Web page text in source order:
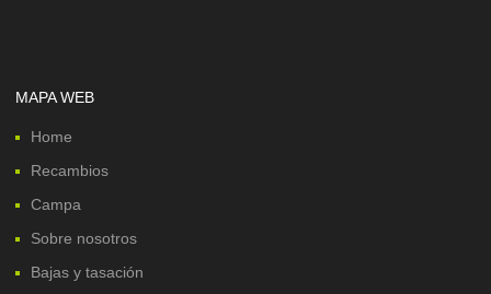
MAPA WEB
Home
Recambios
Campa
Sobre nosotros
Bajas y tasación